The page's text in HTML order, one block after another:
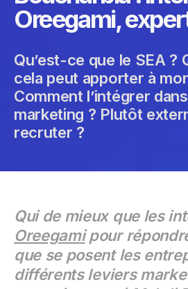
Oreegami,
Qu’est-ce que le SEA ?
cela peut apporter à
Comment l’intégrer
marketing ? Plutôt
recruter ?
Qui de mieux que les
Oreegamipour
que se posent les
différents leviers